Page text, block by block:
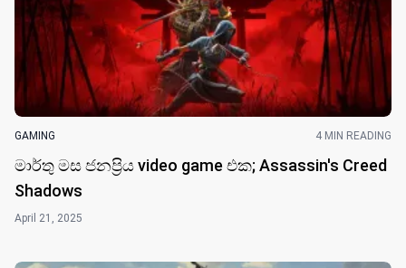
GAMING 4 MIN READING
මාර්තු මස ජනප්‍රිය video game එක; Assassin's Creed
Shadows
April 21, 2025